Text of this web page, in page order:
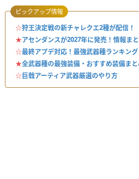
☆狩王決定戦の新チャレクエ2種が配信！
★アセンダンスが2027年に発売！情報ま
☆最終アプデ対応！最強武器種ランキング
★全武器種の最強装備・おすすめ装備まと
☆巨戟アーティア武器厳選のやり方
ピックアップ情報